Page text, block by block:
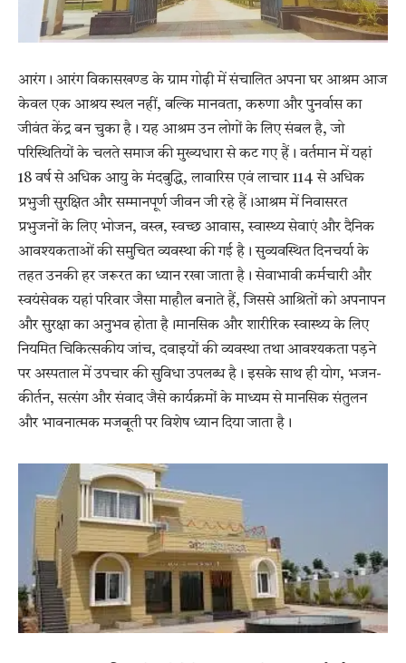
आरंग। आरंग विकासखण्ड के ग्राम गोढ़ी में संचालित अपना घर आश्रम आज
केवल एक आश्रय स्थल नहीं, बल्कि मानवता, करुणा और पुनर्वास का
जीवंत केंद्र बन चुका है। यह आश्रम उन लोगों के लिए संबल है, जो
परिस्थितियों के चलते समाज की मुख्यधारा से कट गए हैं। वर्तमान में यहां
18 वर्ष से अधिक आयु के मंदबुद्धि, लावारिस एवं लाचार 114 से अधिक
प्रभुजी सुरक्षित और सम्मानपूर्ण जीवन जी रहे हैं।आश्रम में निवासरत
प्रभुजनों के लिए भोजन, वस्त्र, स्वच्छ आवास, स्वास्थ्य सेवाएं और दैनिक
आवश्यकताओं की समुचित व्यवस्था की गई है। सुव्यवस्थित दिनचर्या के
तहत उनकी हर जरूरत का ध्यान रखा जाता है। सेवाभावी कर्मचारी और
स्वयंसेवक यहां परिवार जैसा माहौल बनाते हैं, जिससे आश्रितों को अपनापन
और सुरक्षा का अनुभव होता है।मानसिक और शारीरिक स्वास्थ्य के लिए
नियमित चिकित्सकीय जांच, दवाइयों की व्यवस्था तथा आवश्यकता पड़ने
पर अस्पताल में उपचार की सुविधा उपलब्ध है। इसके साथ ही योग, भजन-
कीर्तन, सत्संग और संवाद जैसे कार्यक्रमों के माध्यम से मानसिक संतुलन
और भावनात्मक मजबूती पर विशेष ध्यान दिया जाता है।